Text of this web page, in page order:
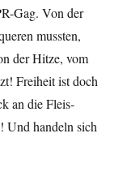
Gag. Von der
mussten,
der Hitze, vom
Frei­heit ist doch
an die Fleis­
Und han­deln sich